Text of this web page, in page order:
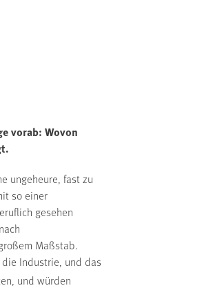
vorab: Wovon
ungeheure, fast zu
so einer
gesehen
Maßstab.
Industrie, und das
und würden